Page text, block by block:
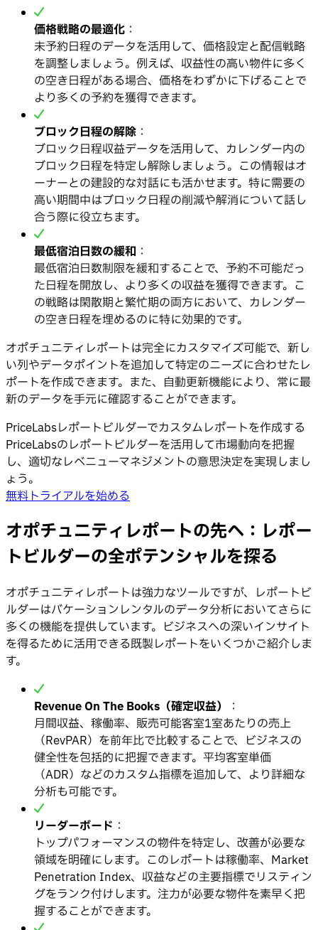
価格戦略の最適化 ：
未予約日程のデータを活用して、価格設定と配信戦略
を調整しましょう。例えば、収益性の高い物件に多く
の空き日程がある場合、価格をわずかに下げることで
より多くの予約を獲得できます。
ブロック日程の解除 ：
ブロック日程収益データを活用して、カレンダー内の
ブロック日程を特定し解除しましょう。この情報はオ
ーナーとの建設的な対話にも活かせます。特に需要の
高い期間中はブロック日程の削減や解消について話し
合う際に役立ちます。
最低宿泊日数の緩和 ：
最低宿泊日数制限を緩和することで、予約不可能だっ
た日程を開放し、より多くの収益を獲得できます。こ
の戦略は閑散期と繁忙期の両方において、カレンダー
の空き日程を埋めるのに特に効果的です。
オポチュニティレポートは完全にカスタマイズ可能で、新し
い列やデータポイントを追加して特定のニーズに合わせたレ
ポートを作成できます。また、自動更新機能により、常に最
新のデータを手元に確認することができます。
PriceLabsレポートビルダーでカスタムレポートを作成する
PriceLabsのレポートビルダーを活用して市場動向を把握
し、適切なレベニューマネジメントの意思決定を実現しまし
ょう。
無料トライアルを始める
オポチュニティレポートの先へ：レポー
トビルダーの全ポテンシャルを探る
オポチュニティレポートは強力なツールですが、レポートビ
ルダーはバケーションレンタルのデータ分析においてさらに
多くの機能を提供しています。ビジネスへの深いインサイト
を得るために活用できる既製レポートをいくつかご紹介しま
す。
Revenue On The Books（確定収益）
：
月間収益、稼働率、販売可能客室1室あたりの売上
（RevPAR）を前年比で比較することで、ビジネスの
健全性を包括的に把握できます。平均客室単価
（ADR）などのカスタム指標を追加して、より詳細な
分析も可能です。
リーダーボード ：
トップパフォーマンスの物件を特定し、改善が必要な
領域を明確にします。このレポートは稼働率、Market
Penetration Index、収益などの主要指標でリスティン
グをランク付けします。注力が必要な物件を素早く把
握することができます。